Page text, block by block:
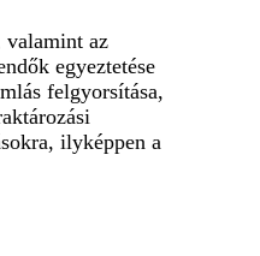
valamint az
egyeztetése
felgyorsítása,
ilyképpen a